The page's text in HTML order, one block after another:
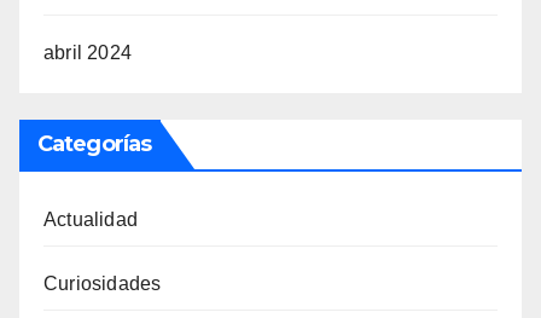
abril 2024
Categorías
Actualidad
Curiosidades